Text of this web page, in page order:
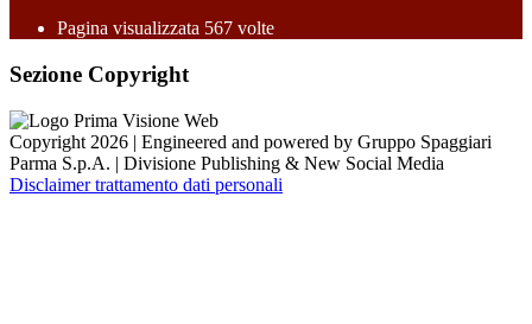
Pagina visualizzata 567 volte
Sezione Copyright
Copyright 2026 | Engineered and powered by Gruppo Spaggiari
Parma S.p.A. | Divisione Publishing & New Social Media
Disclaimer trattamento dati personali